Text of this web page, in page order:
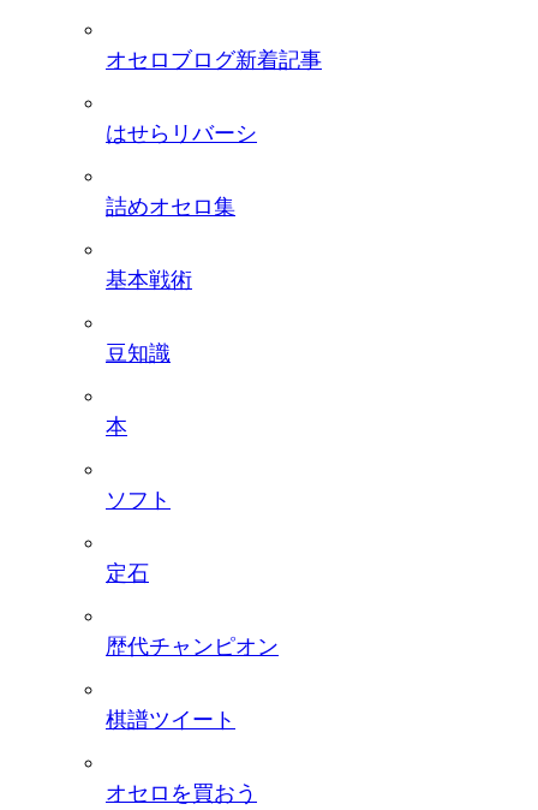
オセロブログ新着記事
はせらリバーシ
詰めオセロ集
基本戦術
豆知識
本
ソフト
定石
歴代チャンピオン
棋譜ツイート
オセロを買おう